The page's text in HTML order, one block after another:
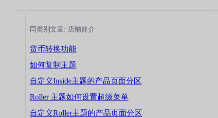
同类别文章: 店铺简介
货币转换功能
如何复制主题
自定义Inside主题的产品页面分区
Roller 主题如何设置超级菜单
自定义Roller主题的产品页面分区